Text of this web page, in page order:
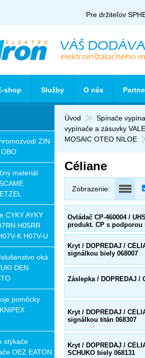
Pre držiteľov
Úvod Spínače
vypínače a zásuvky
MOSAIC OTEO NILOE
Céliane
Zobrazenie:
Ovládač CP-460004 /
produkt. CP s podporou
Kryt / DOPREDAJ /
signálkou biely 068007
Záslepka / DOPREDAJ /
Kryt / DOPREDAJ /
signálkou titán 068307
Kryt / DOPREDAJ /
SCHUKO biely 068131
ZIN
materiál
CYKY AYKY
H05RR
K H07V-U
oká
DEN
pomôcky
stýkače
OEZ EATON
shop Služby O nás